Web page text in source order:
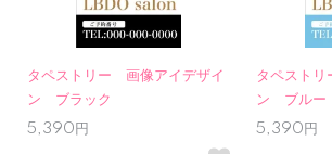
タペストリー 画像アイデザイ
ン ブラック
5,390円
タペスト
ン ブルー
5,390円